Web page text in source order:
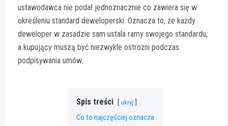
ustawodawca nie podał jednoznacznie co zawiera się w
określeniu standard deweloperski. Oznacza to, że każdy
deweloper w zasadzie sam ustala ramy swojego standardu,
a kupujący muszą być niezwykle ostrożni podczas
podpisywania umów.
Spis treści ukryj
Co to najczęściej oznacza